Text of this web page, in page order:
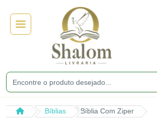
Bíblias Bíblia Com Ziper